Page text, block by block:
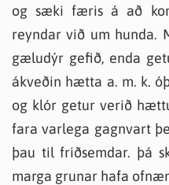
og sæki færis á að
reyndar við um hunda.
gæludýr gefið, enda
ákveðin hætta a. m. k.
og klór getur verið
fara varlega gagnvart
þau til friðsemdar. þá
marga grunar hafa